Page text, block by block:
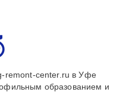
remont-center.ru в Уфе
образованием и